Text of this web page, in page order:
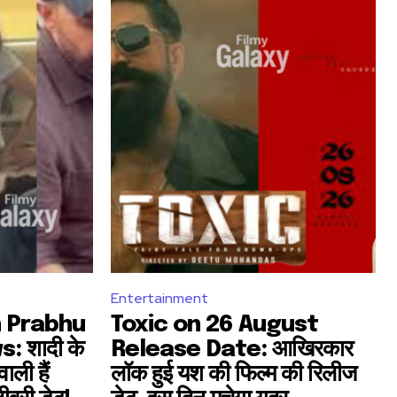
SUBSCRIBE
the Privacy Policy .
Prabhu
शादी के
हैं
Entertainment
Toxic on 26 August
Release Date: आखिरकार
लॉक हुई यश की फिल्म की रिलीज